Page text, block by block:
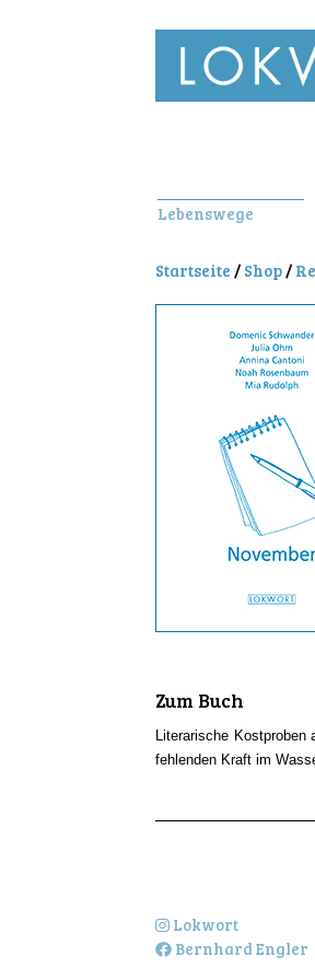
Lebenswege
Startseite / Shop/
Zum Buch
Literarische Kostproben
fehlenden Kraft im
Lokwort
Bernhard Engler